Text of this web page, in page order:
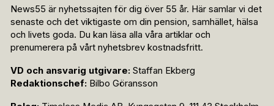
News55 är nyhetssajten för dig över 55 år. Här samlar vi det
senaste och det viktigaste om din pension, samhället, hälsa
och livets goda. Du kan läsa alla våra artiklar och
prenumerera på vårt nyhetsbrev kostnadsfritt.
VD och ansvarig utgivare: Staffan Ekberg
Redaktionschef: Bilbo Göransson